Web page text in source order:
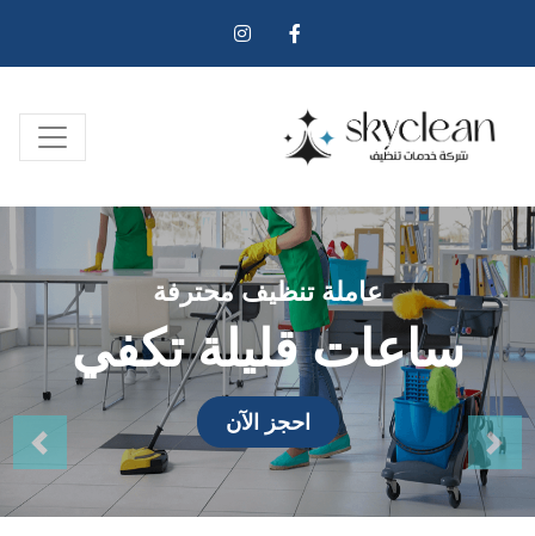
عاملة تنظيف محترفة
ساعات قليلة تكفي
احجز الآن